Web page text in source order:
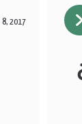
8, 2017